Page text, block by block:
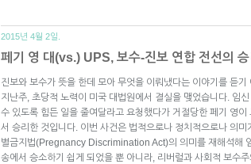
2015년 4월 2일.
페기 영 대(vs.) UPS, 보수-진보 연합 전선의 승
진보와 보수가 뜻을 한데 모아 무엇을 이뤄냈다는 이야기를 듣
지난주, 초당적 노력이 미국 대법원에서 결실을 맺었습니다. 임
수 있도록 힘든 일을 줄여달라고 요청했다가 거절당한 페기 영이
서 승리한 것입니다. 이번 사건은 법적으로나 정치적으로나 의
별금지법(Pregnancy Discrimination Act)의 의미를 재해석해
송에서 승소하기 쉽게 되었을 뿐 아니라, 리버럴과 사회적 보수